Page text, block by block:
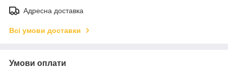
Адресна доставка
Всі умови доставки
Умови оплати